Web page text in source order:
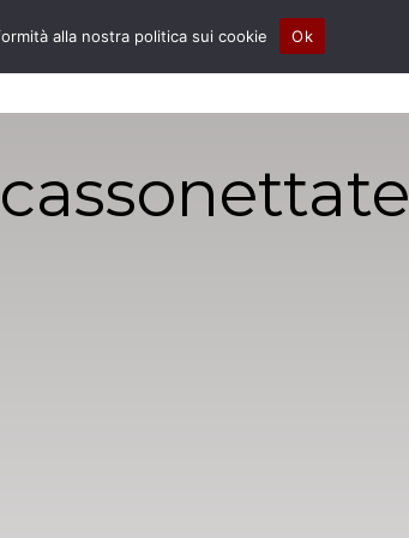
CHI SIAMO
alla nostra politica sui cookie Ok